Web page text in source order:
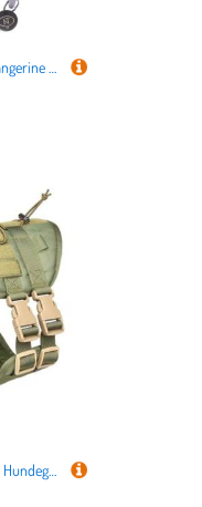
Nomad Tales Spirit Halsband, tangerine - Größe M: 40 - 46 cm Halsumfang, 35 mm breit
Bequemes und sicheres großes Hundegeschirr mit leicht zu tragendem Design, Outdoor-Hunde-Kontrollwesten für aktive Haustierbesitzer, Trainingsgeschirr